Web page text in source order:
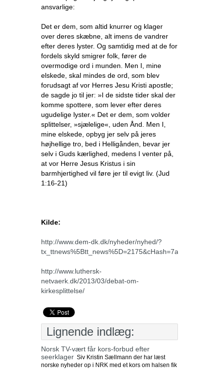
ansvarlige:
Det er dem, som altid knurrer og klager
over deres skæbne, alt imens de vandrer
efter deres lyster. Og samtidig med at de for
fordels skyld smigrer folk, fører de
overmodige ord i munden. Men I, mine
elskede, skal mindes de ord, som blev
forudsagt af vor Herres Jesu Kristi apostle;
de sagde jo til jer: »I de sidste tider skal der
komme spottere, som lever efter deres
ugudelige lyster.« Det er dem, som volder
splittelser, »sjælelige«, uden Ånd. Men I,
mine elskede, opbyg jer selv på jeres
højhellige tro, bed i Helligånden, bevar jer
selv i Guds kærlighed, medens I venter på,
at vor Herre Jesus Kristus i sin
barmhjertighed vil føre jer til evigt liv. (Jud
1:16-21)
Kilde:
http://www.dem-dk.dk/nyheder/nyhed/?
http://www.luthersk-
netvaerk.dk/2013/03/debat-om-
kirkesplittelse/
Lignende indlæg:
Norsk TV-vært får kors-forbud efter
seerklager Siv Kristin Sællmann der har læst
norske nyheder op i NRK med et kors om halsen fik